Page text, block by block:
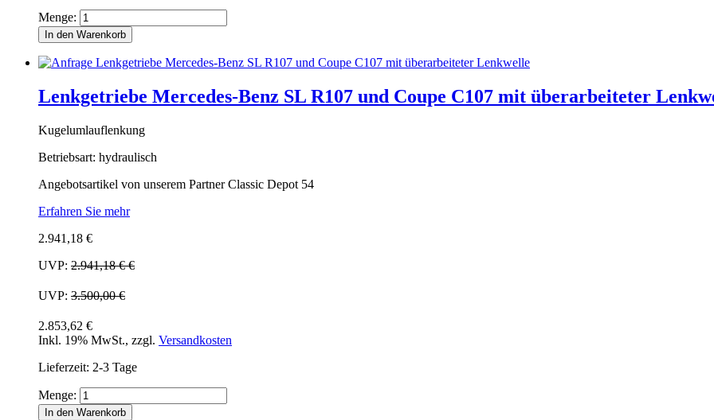
Menge:
In den Warenkorb
Lenkgetriebe Mercedes-Benz SL R107 und Coupe C107 mit überarbeiteter
Kugelumlauflenkung
Betriebsart: hydraulisch
Angebotsartikel von unserem Partner Classic Depot 54
Erfahren Sie mehr
2.941,18 €
UVP: 2.941,18 €€
UVP: 3.500,00 €
2.853,62 €
Inkl. 19% MwSt., zzgl. Versandkosten
Lieferzeit: 2-3 Tage
Menge:
In den Warenkorb